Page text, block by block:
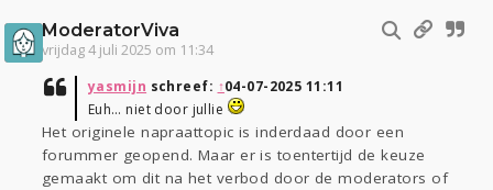
ModeratorViva
vrijdag 4 juli 2025 om 11:34
yasmijn schreef: ↑04-07-2025 11:11
Euh… niet door jullie
Het originele napraattopic is inderdaad door een
forummer geopend. Maar er is toentertijd de keuze
gemaakt om dit na het verbod door de moderators of